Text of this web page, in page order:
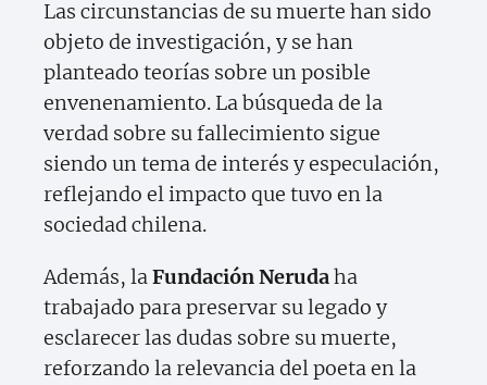
Las circunstancias de su muerte han sido
objeto de investigación, y se han
planteado teorías sobre un posible
envenenamiento. La búsqueda de la
verdad sobre su fallecimiento sigue
siendo un tema de interés y especulación,
reflejando el impacto que tuvo en la
sociedad chilena.
Además, laFundación Nerudaha
trabajado para preservar su legado y
esclarecer las dudas sobre su muerte,
reforzando la relevancia del poeta en la